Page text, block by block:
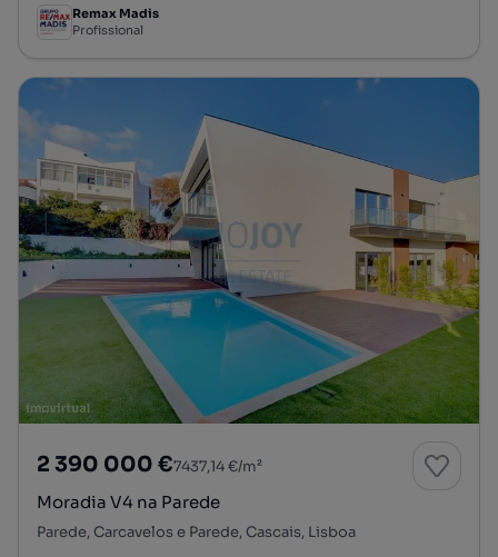
Remax Madis
Profissional
2 390 000 €7437,14 €/m²
Moradia V4 na Parede
Parede, Carcavelos e Parede, Cascais, Lisboa